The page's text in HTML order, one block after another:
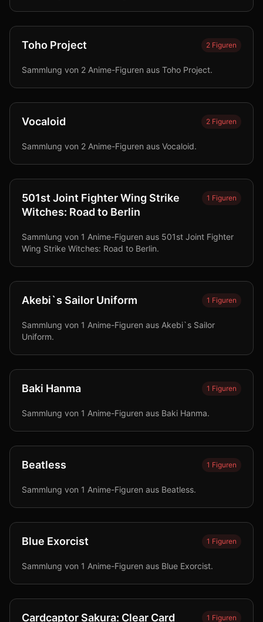
Toho Project 2 Figuren
Sammlung von 2 Anime-Figuren aus Toho Project.
Vocaloid 2 Figuren
Sammlung von 2 Anime-Figuren aus Vocaloid.
501st Joint Fighter Wing Strike
Witches: Road to Berlin
1 Figuren
Sammlung von 1 Anime-Figuren aus 501st Joint Fighter
Wing Strike Witches: Road to Berlin.
Akebi`s Sailor Uniform 1 Figuren
Sammlung von 1 Anime-Figuren aus Akebi`s Sailor
Uniform.
Baki Hanma 1 Figuren
Sammlung von 1 Anime-Figuren aus Baki Hanma.
Beatless 1 Figuren
Sammlung von 1 Anime-Figuren aus Beatless.
Blue Exorcist 1 Figuren
Sammlung von 1 Anime-Figuren aus Blue Exorcist.
Cardcaptor Sakura: Clear Card 1 Figuren